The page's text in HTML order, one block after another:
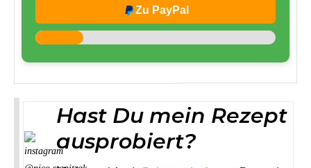
Zu PayPal
Hast Du mein Rezept
ausprobiert?